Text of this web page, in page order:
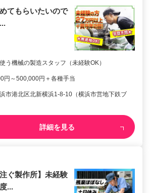
てもらいたいので
う機械の製造スタッフ（未経験OK）
円～500,000円＋各種手当
市港北区北新横浜1-8-10（横浜市営地下鉄ブ
詳細を見る
ぐ製作所】未経験
...